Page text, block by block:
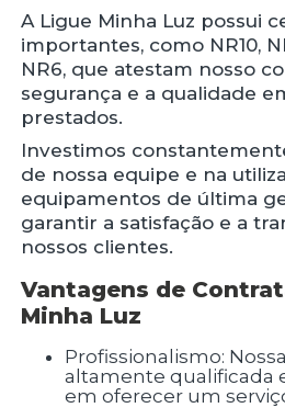
A Ligue Minha Luz possui
importantes, como NR10,
NR6, que atestam nosso
segurança e a qualidade
prestados.
Investimos
de nossa equipe e na
equipamentos de última
garantir a satisfação e a
nossos clientes.
Vantagens de
Minha Luz
Profissionalismo: Nossa equipe é
altamente qualificada
em oferecer um